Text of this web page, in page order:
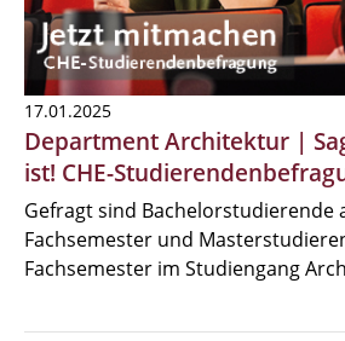
17.01.2025
Department Architektur |
ist! CHE-
Gefragt sind Bachelorstudierende
Fachsemester und
Fachsemester im Studiengang